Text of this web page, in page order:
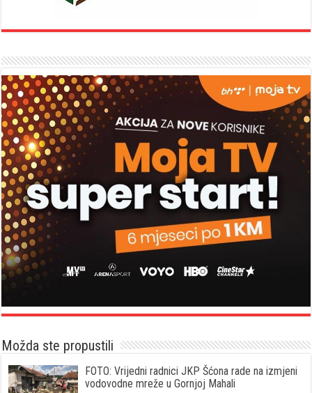
Možda ste propustili
FOTO: Vrijedni radnici JKP Šćona rade na izmjeni
vodovodne mreže u Gornjoj Mahali